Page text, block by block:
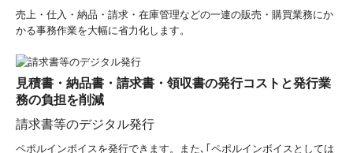
売上・仕入・納品・請求・在庫管理などの一連の販売・購買業務にか
かる事務作業を大幅に省力化します。
見積書・納品書・請求書・領収書の発行コストと発行業
務の負担を削減
請求書等のデジタル発行
ペポルインボイスを発行できます。また､｢ペポルインボイスとしては